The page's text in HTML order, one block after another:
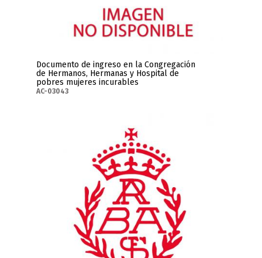
Documento de ingreso en la Congregación
de Hermanos, Hermanas y Hospital de
pobres mujeres incurables
AC-03043